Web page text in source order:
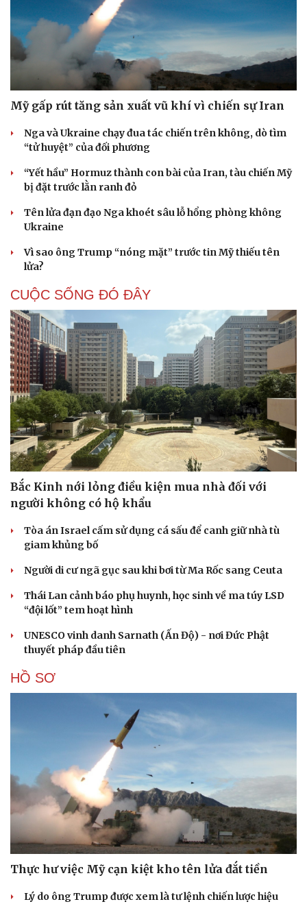
Du lịch
Săn Tour
check-in
Podcast
Đọc truyện đêm khuya
Kể chuyện cho bé
Hạt giống tâm hồn
Mỹ gấp rút tăng sản xuất vũ khí vì chiến sự Iran
Nga và Ukraine chạy đua tác chiến trên không, dò tìm
“tử huyệt” của đối phương
“Yết hầu” Hormuz thành con bài của Iran, tàu chiến Mỹ
bị đặt trước lằn ranh đỏ
Tên lửa đạn đạo Nga khoét sâu lỗ hổng phòng không
Ukraine
Vì sao ông Trump “nóng mặt” trước tin Mỹ thiếu tên
lửa?
CUỘC SỐNG ĐÓ ĐÂY
Bắc Kinh nới lỏng điều kiện mua nhà đối với
người không có hộ khẩu
Tòa án Israel cấm sử dụng cá sấu để canh giữ nhà tù
giam khủng bố
Người di cư ngã gục sau khi bơi từ Ma Rốc sang Ceuta
Thái Lan cảnh báo phụ huynh, học sinh về ma túy LSD
“đội lốt” tem hoạt hình
UNESCO vinh danh Sarnath (Ấn Độ) - nơi Đức Phật
thuyết pháp đầu tiên
HỒ SƠ
Thực hư việc Mỹ cạn kiệt kho tên lửa đắt tiền
Lý do ông Trump được xem là tư lệnh chiến lược hiệu